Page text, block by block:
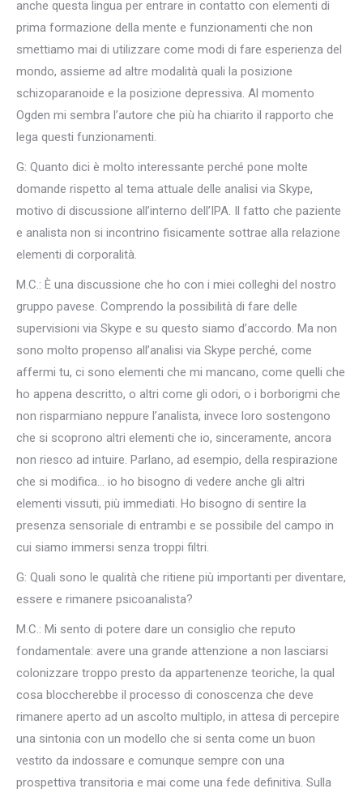
anche questa lingua per entrare in contatto con elementi di
prima formazione della mente e funzionamenti che non
smettiamo mai di utilizzare come modi di fare esperienza del
mondo, assieme ad altre modalità quali la posizione
schizoparanoide e la posizione depressiva. Al momento
Ogden mi sembra l’autore che più ha chiarito il rapporto che
lega questi funzionamenti.
G: Quanto dici è molto interessante perché pone molte
domande rispetto al tema attuale delle analisi via Skype,
motivo di discussione all’interno dell’IPA. Il fatto che paziente
e analista non si incontrino fisicamente sottrae alla relazione
elementi di corporalità.
M.C.: È una discussione che ho con i miei colleghi del nostro
gruppo pavese. Comprendo la possibilità di fare delle
supervisioni via Skype e su questo siamo d’accordo. Ma non
sono molto propenso all’analisi via Skype perché, come
affermi tu, ci sono elementi che mi mancano, come quelli che
ho appena descritto, o altri come gli odori, o i borborigmi che
non risparmiano neppure l’analista, invece loro sostengono
che si scoprono altri elementi che io, sinceramente, ancora
non riesco ad intuire. Parlano, ad esempio, della respirazione
che si modifica… io ho bisogno di vedere anche gli altri
elementi vissuti, più immediati. Ho bisogno di sentire la
presenza sensoriale di entrambi e se possibile del campo in
cui siamo immersi senza troppi filtri.
G: Quali sono le qualità che ritiene più importanti per diventare,
essere e rimanere psicoanalista?
M.C.: Mi sento di potere dare un consiglio che reputo
fondamentale: avere una grande attenzione a non lasciarsi
colonizzare troppo presto da appartenenze teoriche, la qual
cosa bloccherebbe il processo di conoscenza che deve
rimanere aperto ad un ascolto multiplo, in attesa di percepire
una sintonia con un modello che si senta come un buon
vestito da indossare e comunque sempre con una
prospettiva transitoria e mai come una fede definitiva. Sulla